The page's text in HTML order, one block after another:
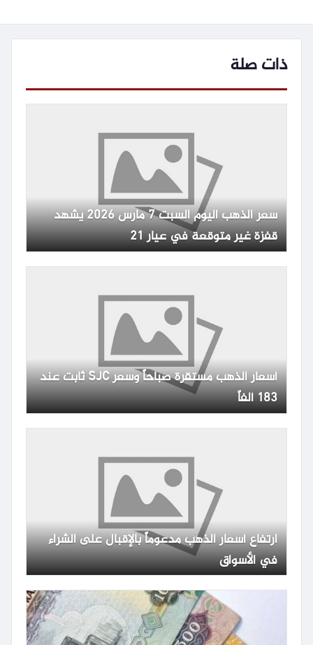
ذات صلة
سعر الذهب اليوم السبت 7 مارس 2026 يشهد
قفزة غير متوقعة في عيار 21
أسعار الذهب مستقرة صباحاً وسعر SJC ثابت عند
183 ألفاً
ارتفاع أسعار الذهب مدعوماً بالإقبال على الشراء
في الأسواق